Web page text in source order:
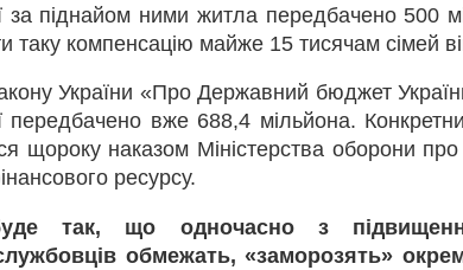
за піднайом ними житла передбачено 500
таку компенсацію майже 15 тисячам сімей
України «Про Державний бюджет
передбачено вже 688,4 мільйона.
щороку наказом Міністерства оборони
ресурсу.
так, що одночасно з
обмежать, «заморозять»